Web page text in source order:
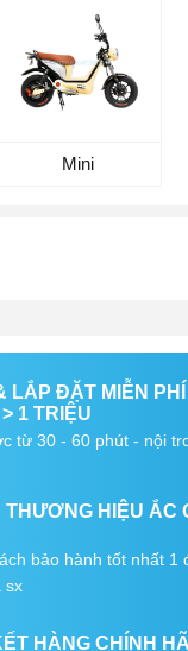
Mini
LẮP ĐẶT MIỄN
1 TRIỆU
từ 30 - 60 phút - nội
THƯƠNG HIỆU ẮC
bảo hành tốt nhất 1
sx
HÀNG CHÍNH